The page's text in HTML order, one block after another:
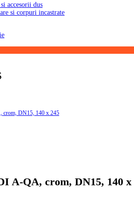
accesorii dus
si corpuri incastrate
crom, DN15, 140 x 245
A-QA, crom, DN15, 140 x